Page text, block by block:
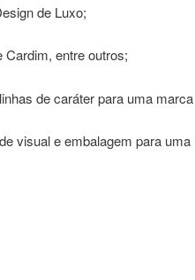
de Luxo;
Cardim, entre outros;
de caráter para uma
visual e embalagem para